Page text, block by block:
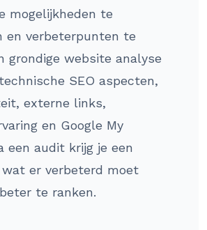
mogelijkheden te
en verbeterpunten te
grondige website analyse
SEO aspecten,
externe links,
en Google My
een audit krijg je een
er verbeterd moet
te ranken.